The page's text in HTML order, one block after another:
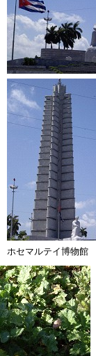
ホセマルテイ博物館